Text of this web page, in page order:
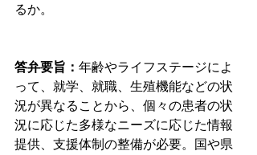
るか。
答弁要旨： 年齢やライフステージによ
って、就学、就職、生殖機能などの状
況が異なることから、個々の患者の状
況に応じた多様なニーズに応じた情報
提供、支援体制の整備が必要。国や県